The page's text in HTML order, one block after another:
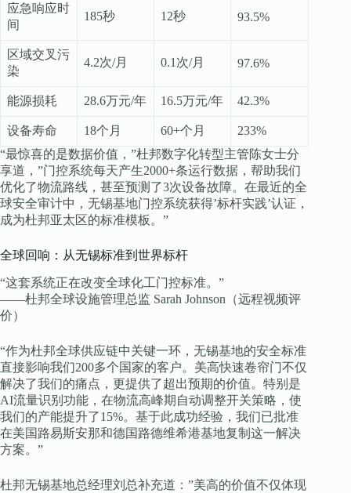
应急响应时
间
185秒 12秒 93.5%
区域交叉污
染
4.2次/月 0.1次/月 97.6%
能源损耗 28.6万元/年 16.5万元/年 42.3%
设备寿命 18个月 60+个月
233%
“最惊喜的是数据价值，”杜邦数字化转型主管陈女士分
享道，”门控系统每天产生2000+条运行数据，帮助我们
优化了物流路线，甚至预测了3次设备故障。在最近的全
球安全审计中，无锡基地门控系统获得’标杆实践’认证，
成为杜邦亚太区的标准模板。”
全球回响：从无锡标准到世界标杆
“这套系统正在改变全球化工门控标准。”
——杜邦全球设施管理总监 Sarah Johnson（远程视频评
价）
“作为杜邦全球供应链中关键一环，无锡基地的安全标准
直接影响我们200多个国家的客户。美高快速卷帘门不仅
解决了我们的痛点，更提供了超出预期的价值。特别是
AI流量识别功能，在物流高峰期自动调整开关策略，使
我们的产能提升了15%。基于此成功经验，我们已批准
在美国路易斯安那和德国路德维希港基地复制这一解决
方案。”
杜邦无锡基地总经理刘总补充道：”美高的价值不仅体现